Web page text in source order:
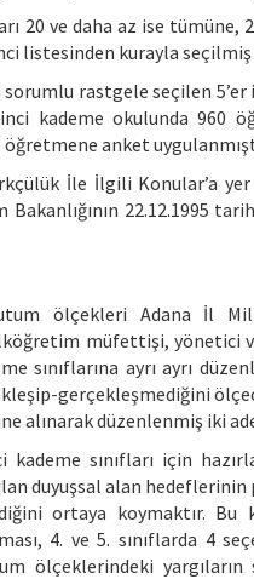
20 ve daha az ise tümüne,
listesinden kurayla seçilmiş
rastgele seçilen
kademe okulunda 960
anket
İle İlgili Konular’a yer
22.12.1995
ölçekleri Adana İl
müfettişi,
sınıflarına ayrı ayrı
gerçekleşmediğini
alınarak düzenlenmiş iki
sınıfları için
duyuşsal alan hedeflerinin
ortaya koymaktır.
4. ve 5. sınıflarda
ölçeklerindeki